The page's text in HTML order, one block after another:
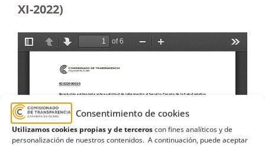
Consentimiento de cookies
Utilizamos cookies propias y de terceroscon fines analíticos y de
personalización de nuestros contenidos. A continuación, puede aceptar
XI-2022)